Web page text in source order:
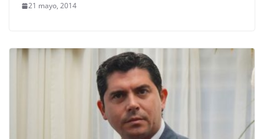
21 mayo, 2014